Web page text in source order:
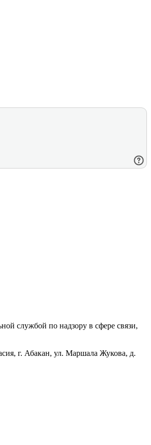
службой по надзору в сфере связи,
г. Абакан, ул. Маршала Жукова, д.